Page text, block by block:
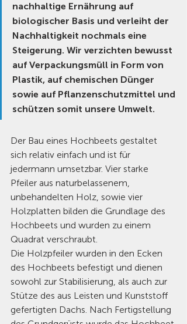
nachhaltige Ernährung auf
biologischer Basis und verleiht der
Nachhaltigkeit nochmals eine
Steigerung. Wir verzichten bewusst
auf Verpackungsmüll in Form von
Plastik, auf chemischen Dünger
sowie auf Pflanzenschutzmittel und
schützen somit unsere Umwelt.
Der Bau eines Hochbeets gestaltet
sich relativ einfach und ist für
jedermann umsetzbar. Vier starke
Pfeiler aus naturbelassenem,
unbehandelten Holz, sowie vier
Holzplatten bilden die Grundlage des
Hochbeets und wurden zu einem
Quadrat verschraubt.
Die Holzpfeiler wurden in den Ecken
des Hochbeets befestigt und dienen
sowohl zur Stabilisierung, als auch zur
Stütze des aus Leisten und Kunststoff
gefertigten Dachs. Nach Fertigstellung